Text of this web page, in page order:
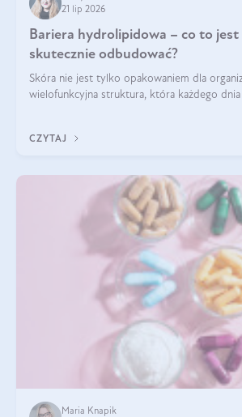
21 lip 2026
Bariera hydrolipidowa – co to jest
skutecznie odbudować?
Skóra nie jest tylko opakowaniem dla
wielofunkcyjna struktura, która każdego
bariera hydrolipidowa.
CZYTAJ
Maria Knapik